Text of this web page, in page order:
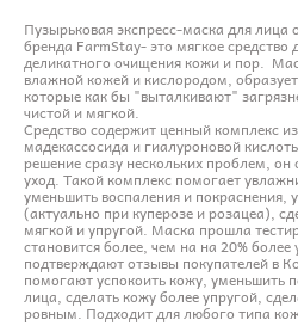
Пузырьковая экспресс-маска для лица
бренда FarmStay- это мягкое средство
деликатного очищения кожи и пор.
влажной кожей и кислородом,
которые как бы "выталкивают"
чистой и мягкой.
Средство содержит ценный комплекс
мадекассосида и гиалуроновой
решение сразу нескольких проблем,
уход. Такой комплекс помогает
уменьшить воспаления и покраснения,
(актуально при куперозе и розацеа),
мягкой и упругой. Маска прошла
становится более, чем на на 20%
подтверждают отзывы покупателей в
помогают успокоить кожу, уменьшить
лица, сделать кожу более упругой,
ровным. Подходит для любого типа